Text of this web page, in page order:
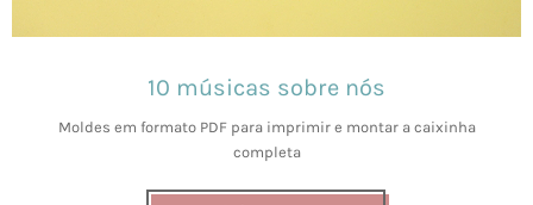
10 músicas sobre nós
Moldes em formato PDF para imprimir e montar a caixinha
completa